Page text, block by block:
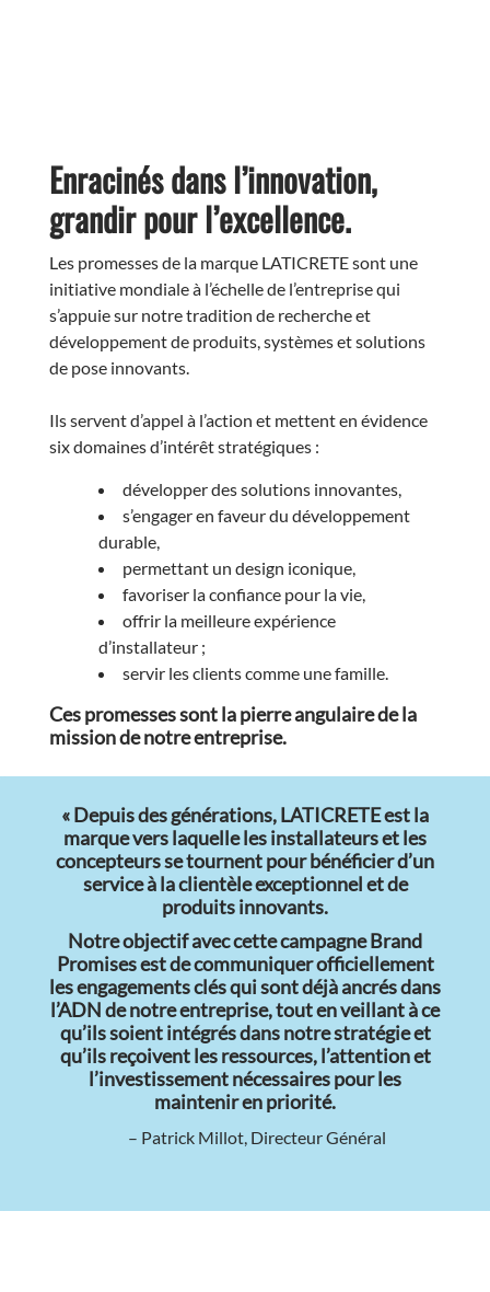
Enracinés dans l’innovation,
grandir pour l’excellence.
Les promesses de la marque LATICRETE sont une
initiative mondiale à l’échelle de l’entreprise qui
s’appuie sur notre tradition de recherche et
développement de produits, systèmes et solutions
de pose innovants.
Ils servent d’appel à l’action et mettent en évidence
six domaines d’intérêt stratégiques :
développer des solutions innovantes,
s’engager en faveur du développement
durable,
permettant un design iconique,
favoriser la confiance pour la vie,
offrir la meilleure expérience
d’installateur ;
servir les clients comme une famille.
Ces promesses sont la pierre angulaire de la
mission de notre entreprise.
« Depuis des générations, LATICRETE est la
marque vers laquelle les installateurs et les
concepteurs se tournent pour bénéficier d’un
service à la clientèle exceptionnel et de
produits innovants.
Notre objectif avec cette campagne Brand
Promises est de communiquer officiellement
les engagements clés qui sont déjà ancrés dans
l’ADN de notre entreprise, tout en veillant à ce
qu’ils soient intégrés dans notre stratégie et
qu’ils reçoivent les ressources, l’attention et
l’investissement nécessaires pour les
maintenir en priorité.
– Patrick Millot, Directeur Général